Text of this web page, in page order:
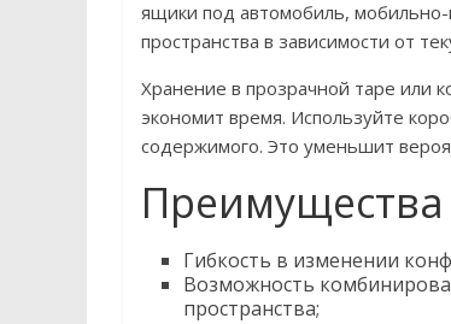
ящики под автомобиль,
пространства в зависимости от
Хранение в прозрачной таре или
экономит время. Используйте
содержимого. Это уменьшит
Гибкость в изменении
Возможность
пространства;